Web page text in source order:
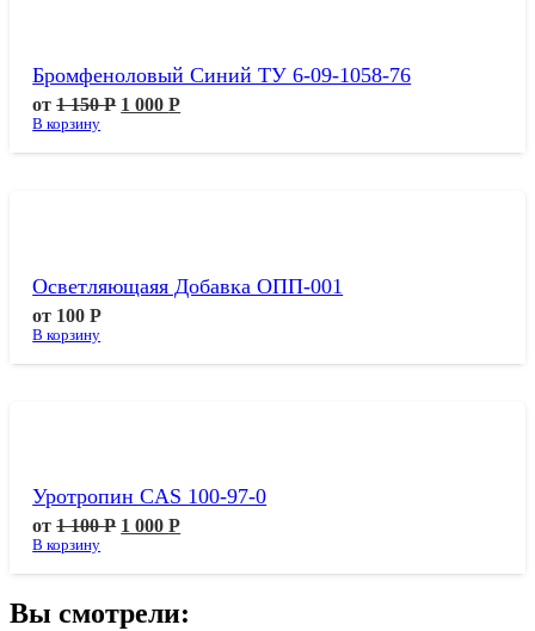
Бромфеноловый Синий ТУ 6-09-1058-76
от1 150Р 1 000Р
В корзину
Осветляющаяя Добавка ОПП-001
от 100Р
В корзину
Уротропин CAS 100-97-0
от1 100Р 1 000Р
В корзину
Вы смотрели: